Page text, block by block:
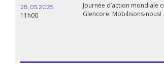
28.05.2025
11h00
Journée d’action mondiale
Glencore: Mobilisons-nous!